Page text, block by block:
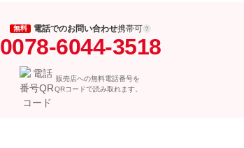
無料 電話でのお問い合わせ携帯可
0078-6044-3518
販売店への無料電話番号を
QRコードで読み取れます。